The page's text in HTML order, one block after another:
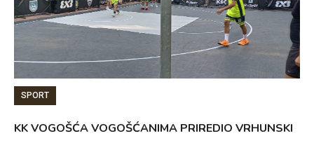
SPORT
KK VOGOŠĆA VOGOŠĆANIMA PRIREDIO VRHUNSKI